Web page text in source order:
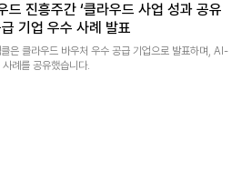
진흥주간 ‘클라우드 사업 성과 공유
기업 우수 사례 발표
은 클라우드 바우처 우수 공급 기업으로 발표하며, AI-
례를 공유했습니다.